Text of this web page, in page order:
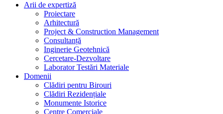
Arii de expertiză
Proiectare
Arhitectură
Project & Construction Management
Consultanță
Inginerie Geotehnică
Cercetare-Dezvoltare
Laborator Testări Materiale
Domenii
Clădiri pentru Birouri
Clădiri Rezidențiale
Monumente Istorice
Centre Comerciale